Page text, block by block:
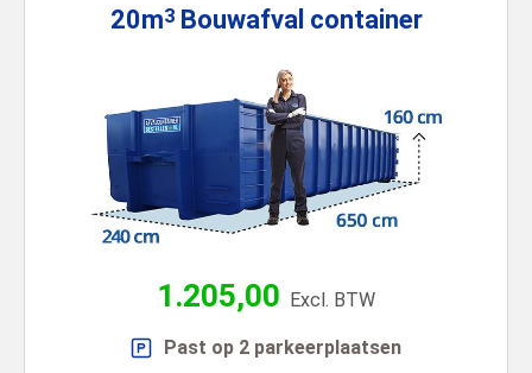
20m3 Bouwafval container
1.205,00 Excl. BTW
Past op 2 parkeerplaatsen